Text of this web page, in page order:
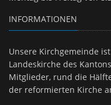
INFORMATIONEN
Unsere Kirchgemeinde
Landeskirche des
Mitglieder, rund die
der reformierten Kirche